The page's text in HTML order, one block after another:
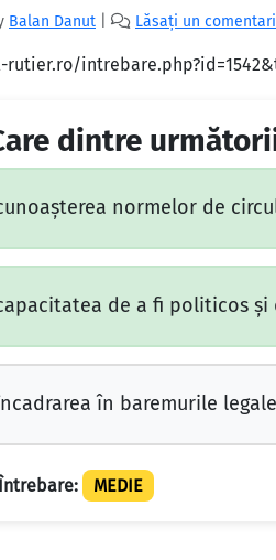
Balan Danut Lăsați un
dintre
normelor de
de a fi politicos
în baremurile
MEDIE